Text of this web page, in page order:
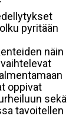
pyritään
näin
oppivat
sekä
tavoitellen